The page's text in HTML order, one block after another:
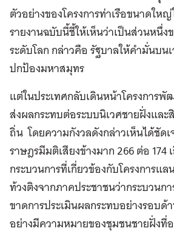
ตัวอย่างของโครงการท่าเรือขนาดให
รายงานฉบับนี้ชี้ให้เห็นว่าเป็นส่วนหนึ่ง
ระดับโลก กล่าวคือ รัฐบาลให้คำมั่นบน
ปกป้องมหาสมุทร
แต่ในประเทศกลับเดินหน้าโครงการ
ส่งผลกระทบต่อระบบนิเวศชายฝั่งแล
ถิ่น โดยความกังวลดังกล่าวเห็นได้ชั
ราษฎรมีมติเสียงข้างมาก 266 ต่อ 174
กระบวนการที่เกี่ยวข้องกับโครงการแ
ท้วงติงจากภาคประชาชนว่ากระบวนก
ขาดการประเมินผลกระทบอย่างรอบด้
อย่างมีความหมายของชุมชนชายฝั่งที่